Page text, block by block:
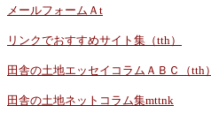
メールフォームＡt
リンクでおすすめサイト集（tth）
田舎の土地エッセイコラムＡＢＣ（tth）
田舎の土地ネットコラム集mttnk